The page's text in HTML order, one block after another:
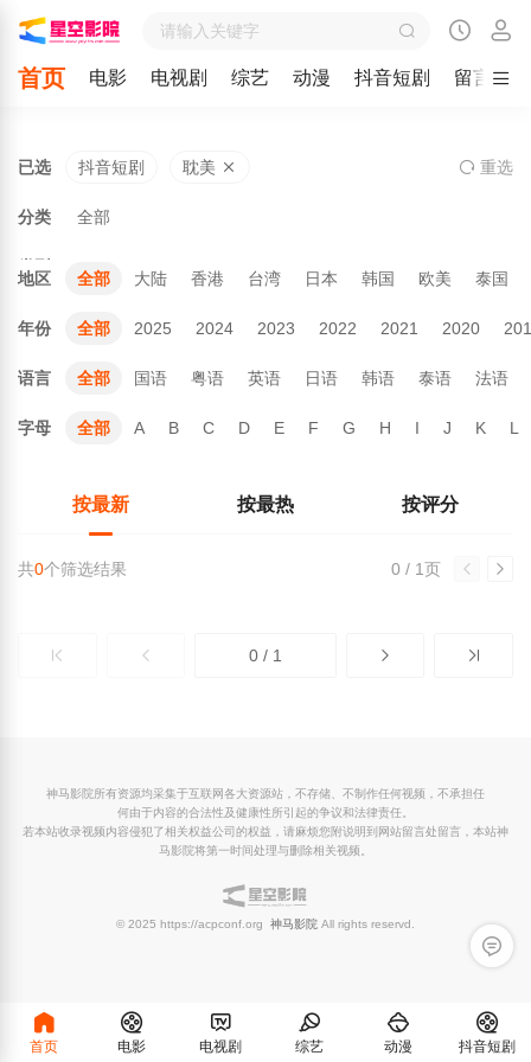
首页 电影 电视剧 综艺 动漫 抖音短剧 留言
已选 抖音短剧 耽美 重选
分类 全部
类型
地区 全部 大陆 香港 台湾 日本 韩国 欧美 泰国
年份 全部 2025 2024 2023 2022 2021 2020
语言 全部 国语 粤语 英语 日语 韩语 泰语 法语
字母 全部 A B C D E F G H I J K L
按最新 按最热 按评分
0 / 1页
共0个筛选结果
0 / 1
留言反
神马影院所有资源均采集于互联网各大资源站，不存储、不制作任何视频，不承担任
何由于内容的合法性及健康性所引起的争议和法律责任。
若本站收录视频内容侵犯了相关权益公司的权益，请麻烦您附说明到网站留言处留言，本站神
马影院将第一时间处理与删除相关视频。
© 2025 https://acpconf.org 神马影院 All rights reservd.
首页 电影 电视剧 综艺 动漫 抖音短剧